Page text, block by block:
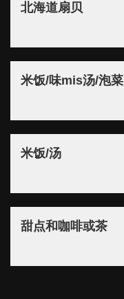
北海道扇贝
米饭/味mis汤/泡菜
米饭/汤
甜点和咖啡或茶